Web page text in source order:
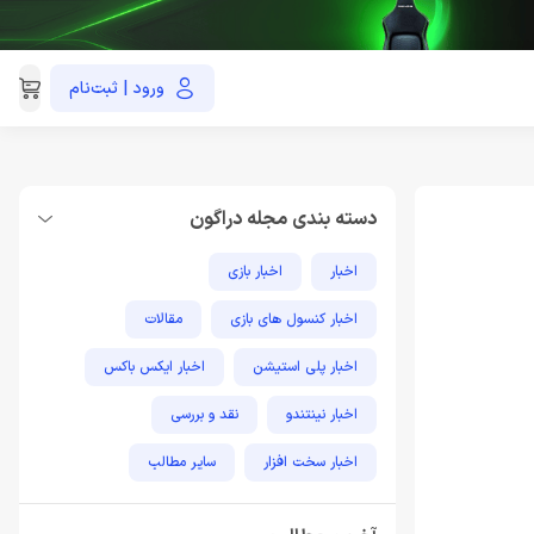
ورود | ثبت‌نام021-91035390
دسته بندی مجله دراگون
اخبار اخبار بازی
اخبار کنسول های بازی مقالات
اخبار پلی استیشن اخبار ایکس باکس
اخبار نینتندو نقد و بررسی
اخبار سخت افزار سایر مطالب
مطالب آموزشی پلی استیشن اخبار فناوری